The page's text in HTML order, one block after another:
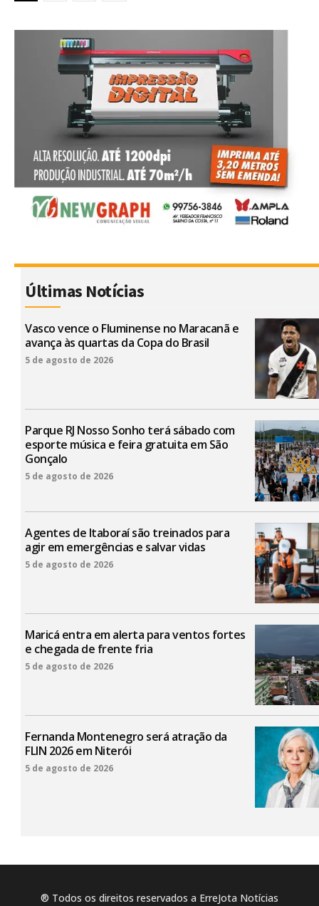
Últimas Notícias
Vasco vence o Fluminense no Maracanã e
avança às quartas da Copa do Brasil
5 de agosto de 2026
Parque RJ Nosso Sonho terá sábado com
esporte música e feira gratuita em São
Gonçalo
5 de agosto de 2026
Agentes de Itaboraí são treinados para
agir em emergências e salvar vidas
5 de agosto de 2026
Maricá entra em alerta para ventos fortes
e chegada de frente fria
5 de agosto de 2026
Fernanda Montenegro será atração da
FLIN 2026 em Niterói
5 de agosto de 2026
® Todos os direitos reservados a ErreJota Notícias